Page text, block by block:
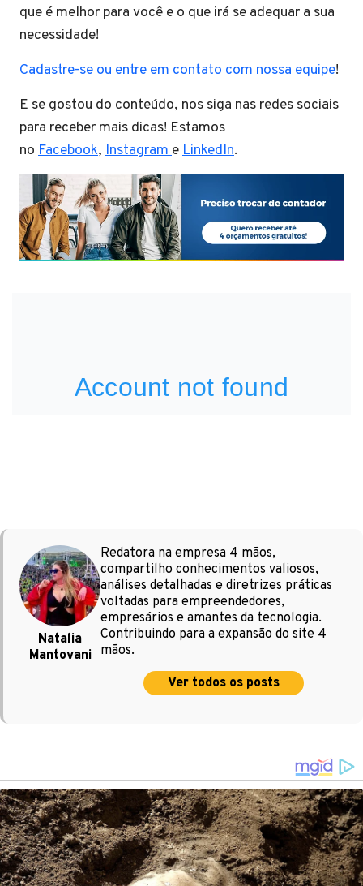
que é melhor para você e o que irá se adequar a sua
necessidade!
Cadastre-se ou entre em contato com nossa equipe!
E se gostou do conteúdo, nos siga nas redes sociais
para receber mais dicas! Estamos
no Facebook, InstagrameLinkedIn.
Natalia
Mantovani
Redatora na empresa 4 mãos,
compartilho conhecimentos valiosos,
análises detalhadas e diretrizes práticas
voltadas para empreendedores,
empresários e amantes da tecnologia.
Contribuindo para a expansão do site 4
mãos.
Ver todos os posts